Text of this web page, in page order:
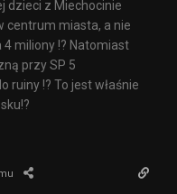
dzieci z Miechocinie
centrum miasta, a nie
miliony !? Natomiast
przy SP 5
ruiny !? To jest właśnie